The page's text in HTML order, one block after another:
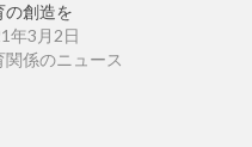
の創造を
年3月2日
関係のニュース